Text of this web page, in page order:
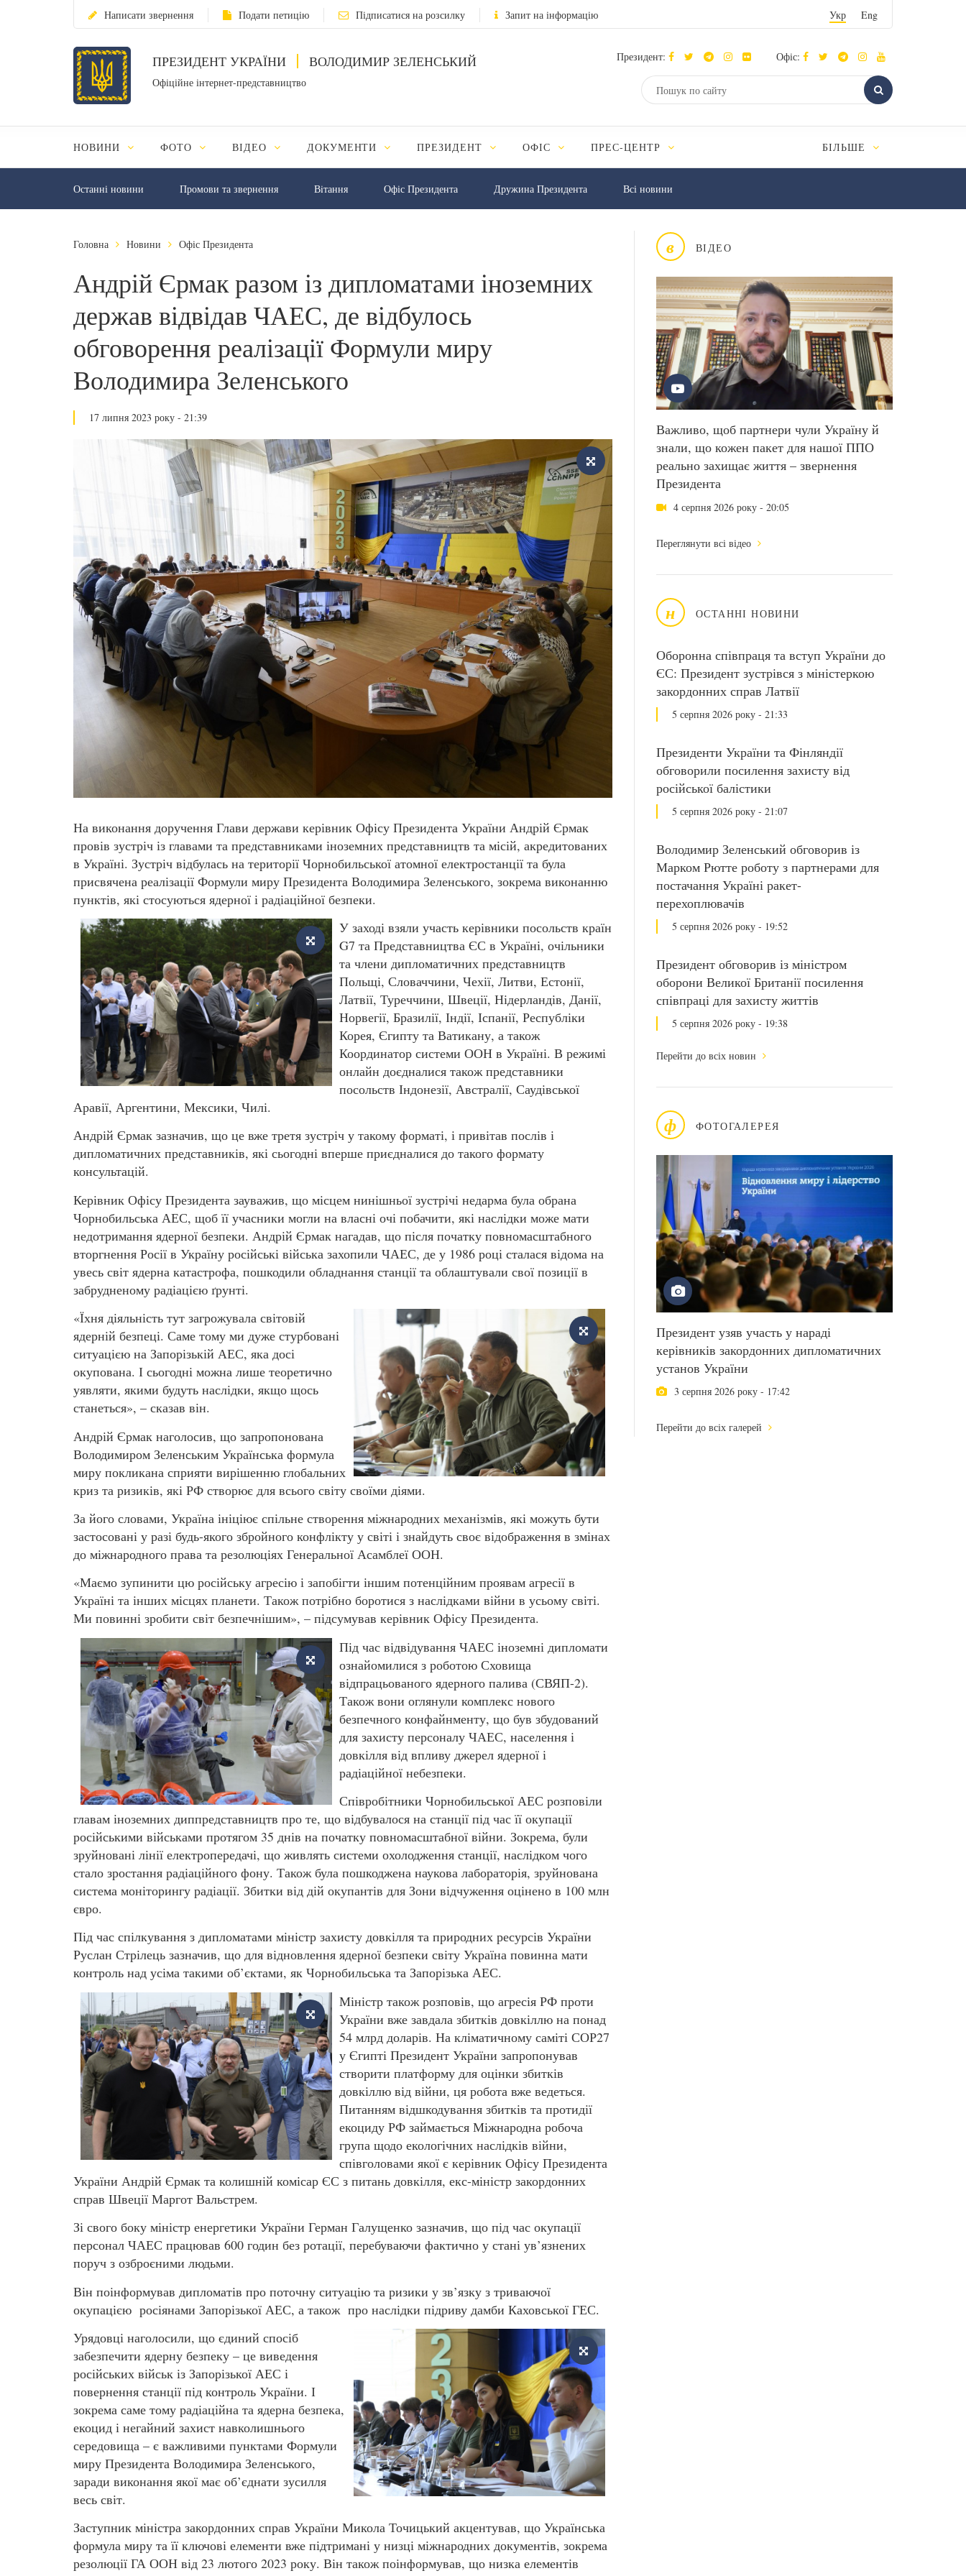
Написати звернення Подати петицію Підписатися на розсилку Запит на інформацію Укр Eng
ПРЕЗИДЕНТ УКРАЇНИ ВОЛОДИМИР ЗЕЛЕНСЬКИЙ
Офіційне інтернет-представництво
Президент: Офіс:
НОВИНИ ФОТО ВІДЕО ДОКУМЕНТИ ПРЕЗИДЕНТ ОФІС ПРЕС-ЦЕНТР БІЛЬШЕ
Останні новини Промови та звернення Вiтання Офіс Президента Дружина Президента Всі новини
в ВІДЕО
Важливо, щоб партнери чули Україну й
знали, що кожен пакет для нашої ППО
реально захищає життя – звернення
Президента
4 серпня 2026 року - 20:05
Переглянути всі відео
н ОСТАННІ НОВИНИ
Оборонна співпраця та вступ України до
ЄС: Президент зустрівся з міністеркою
закордонних справ Латвії
5 серпня 2026 року - 21:33
Президенти України та Фінляндії
обговорили посилення захисту від
російської балістики
5 серпня 2026 року - 21:07
Володимир Зеленський обговорив із
Марком Рютте роботу з партнерами для
постачання Україні ракет-
перехоплювачів
5 серпня 2026 року - 19:52
Президент обговорив із міністром
оборони Великої Британії посилення
співпраці для захисту життів
5 серпня 2026 року - 19:38
Перейти до всіх новин
ф ФОТОГАЛЕРЕЯ
Президент узяв участь у нараді
керівників закордонних дипломатичних
установ України
3 серпня 2026 року - 17:42
Перейти до всіх галерей
Головна Новини Офіс Президента
Андрій Єрмак разом із дипломатами іноземних
держав відвідав ЧАЕС, де відбулось
обговорення реалізації Формули миру
Володимира Зеленського
17 липня 2023 року - 21:39
На виконання доручення Глави держави керівник Офісу Президента України Андрій Єрмак
провів зустріч із главами та представниками іноземних представництв та місій, акредитованих
в Україні. Зустріч відбулась на території Чорнобильської атомної електростанції та була
присвячена реалізації Формули миру Президента Володимира Зеленського, зокрема виконанню
пунктів, які стосуються ядерної і радіаційної безпеки.
У заході взяли участь керівники посольств країн
G7 та Представництва ЄС в Україні, очільники
та члени дипломатичних представництв
Польщі, Словаччини, Чехії, Литви, Естонії,
Латвії, Туреччини, Швеції, Нідерландів, Данії,
Норвегії, Бразилії, Індії, Іспанії, Республіки
Корея, Єгипту та Ватикану, а також
Координатор системи ООН в Україні. В режимі
онлайн доєдналися також представники
посольств Індонезії, Австралії, Саудівської
Аравії, Аргентини, Мексики, Чилі.
Андрій Єрмак зазначив, що це вже третя зустріч у такому форматі, і привітав послів і
дипломатичних представників, які сьогодні вперше приєдналися до такого формату
консультацій.
Керівник Офісу Президента зауважив, що місцем нинішньої зустрічі недарма була обрана
Чорнобильська АЕС, щоб її учасники могли на власні очі побачити, які наслідки може мати
недотримання ядерної безпеки. Андрій Єрмак нагадав, що після початку повномасштабного
вторгнення Росії в Україну російські війська захопили ЧАЕС, де у 1986 році сталася відома на
увесь світ ядерна катастрофа, пошкодили обладнання станції та облаштували свої позиції в
забрудненому радіацією ґрунті.
«Їхня діяльність тут загрожувала світовій
ядерній безпеці. Саме тому ми дуже стурбовані
ситуацією на Запорізькій АЕС, яка досі
окупована. І сьогодні можна лише теоретично
уявляти, якими будуть наслідки, якщо щось
станеться», – сказав він.
Андрій Єрмак наголосив, що запропонована
Володимиром Зеленським Українська формула
миру покликана сприяти вирішенню глобальних
криз та ризиків, які РФ створює для всього світу своїми діями.
За його словами, Україна ініціює спільне створення міжнародних механізмів, які можуть бути
застосовані у разі будь-якого збройного конфлікту у світі і знайдуть своє відображення в змінах
до міжнародного права та резолюціях Генеральної Асамблеї ООН.
«Маємо зупинити цю російську агресію і запобігти іншим потенційним проявам агресії в
Україні та інших місцях планети. Також потрібно боротися з наслідками війни в усьому світі.
Ми повинні зробити світ безпечнішим», – підсумував керівник Офісу Президента.
Під час відвідування ЧАЕС іноземні дипломати
ознайомилися з роботою Сховища
відпрацьованого ядерного палива (СВЯП-2).
Також вони оглянули комплекс нового
безпечного конфайнменту, що був збудований
для захисту персоналу ЧАЕС, населення і
довкілля від впливу джерел ядерної і
радіаційної небезпеки.
Співробітники Чорнобильської АЕС розповіли
главам іноземних диппредставництв про те, що відбувалося на станції під час її окупації
російськими військами протягом 35 днів на початку повномасштабної війни. Зокрема, були
зруйновані лінії електропередачі, що живлять системи охолодження станції, наслідком чого
стало зростання радіаційного фону. Також була пошкоджена наукова лабораторія, зруйнована
система моніторингу радіації. Збитки від дій окупантів для Зони відчуження оцінено в 100 млн
євро.
Під час спілкування з дипломатами міністр захисту довкілля та природних ресурсів України
Руслан Стрілець зазначив, що для відновлення ядерної безпеки світу Україна повинна мати
контроль над усіма такими об’єктами, як Чорнобильська та Запорізька АЕС.
Міністр також розповів, що агресія РФ проти
України вже завдала збитків довкіллю на понад
54 млрд доларів. На кліматичному саміті СОР27
у Єгипті Президент України запропонував
створити платформу для оцінки збитків
довкіллю від війни, ця робота вже ведеться.
Питанням відшкодування збитків та протидії
екоциду РФ займається Міжнародна робоча
група щодо екологічних наслідків війни,
співголовами якої є керівник Офісу Президента
України Андрій Єрмак та колишній комісар ЄС з питань довкілля, екс-міністр закордонних
справ Швеції Маргот Вальстрем.
Зі свого боку міністр енергетики України Герман Галущенко зазначив, що під час окупації
персонал ЧАЕС працював 600 годин без ротації, перебуваючи фактично у стані ув’язнених
поруч з озброєними людьми.
Він поінформував дипломатів про поточну ситуацію та ризики у зв’язку з триваючої
окупацією росіянами Запорізької АЕС, а також про наслідки підриву дамби Каховської ГЕС.
Урядовці наголосили, що єдиний спосіб
забезпечити ядерну безпеку – це виведення
російських військ із Запорізької АЕС і
повернення станції під контроль України. І
зокрема саме тому радіаційна та ядерна безпека,
екоцид і негайний захист навколишнього
середовища – є важливими пунктами Формули
миру Президента Володимира Зеленського,
заради виконання якої має об’єднати зусилля
весь світ.
Заступник міністра закордонних справ України Микола Точицький акцентував, що Українська
формула миру та її ключові елементи вже підтримані у низці міжнародних документів, зокрема
резолюції ГА ООН від 23 лютого 2023 року. Він також поінформував, що низка елементів